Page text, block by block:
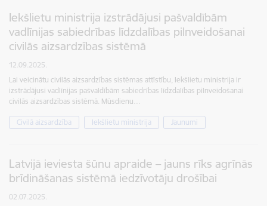
Iekšlietu ministrija izstrādājusi pašvaldībām
vadlīnijas sabiedrības līdzdalības pilnveidošanai
civilās aizsardzības sistēmā
12.09.2025.
Lai veicinātu civilās aizsardzības sistēmas attīstību, Iekšlietu ministrija ir
izstrādājusi vadlīnijas pašvaldībām sabiedrības līdzdalības pilnveidošanai
civilās aizsardzības sistēmā. Mūsdienu…
Civilā aizsardzība Iekšlietu ministrija Jaunumi
Latvijā ieviesta šūnu apraide – jauns rīks agrīnās
brīdināšanas sistēmā iedzīvotāju drošībai
02.07.2025.